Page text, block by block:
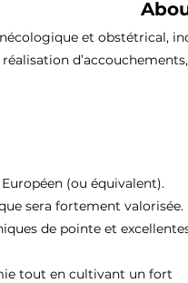
et obstétrical,
réalisation
(ou équivalent).
sera fortement valorisée.
de pointe et
tout en cultivant un fort